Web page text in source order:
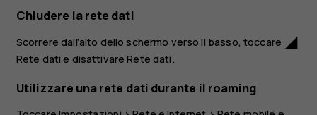
Chiudere la rete dati
Scorrere dall’alto dello schermo verso il basso, toccare network_cell
Rete dati e disattivareRete dati .
Utilizzare una rete dati durante il roaming